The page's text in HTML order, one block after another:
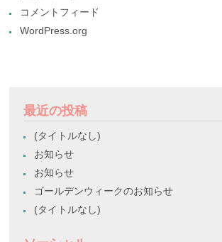
コメントフィード
WordPress.org
最近の投稿
(タイトルなし)
お知らせ
お知らせ
ゴールデンウィークのお知らせ
(タイトルなし)